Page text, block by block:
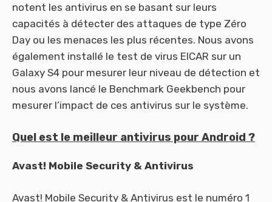
notent les antivirus en se basant sur leurs
capacités à détecter des attaques de type Zéro
Day ou les menaces les plus récentes. Nous avons
également installé le test de virus EICAR sur un
Galaxy S4 pour mesurer leur niveau de détection et
nous avons lancé le Benchmark Geekbench pour
mesurer l’impact de ces antivirus sur le système.
Quel est le meilleur antivirus pour Android ?
Avast! Mobile Security & Antivirus
Avast! Mobile Security & Antivirus est le numéro 1